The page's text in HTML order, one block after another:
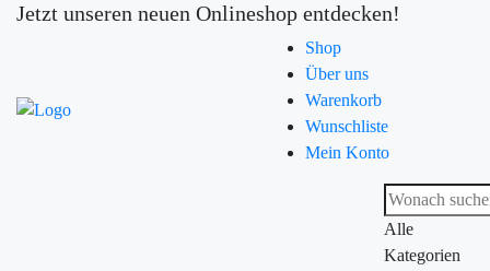
Jetzt unseren neuen Onlineshop entdecken!
Shop
Über uns
Warenkorb
Wunschliste
Mein Konto
Alle
Kategorien